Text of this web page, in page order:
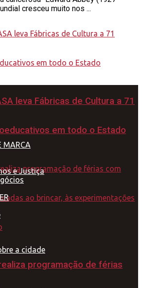
leva Fábricas de Cultura a 71
em todo o Estado
programação de férias
cresceu muito nos ...
MARCA
e Justiça
a cidade